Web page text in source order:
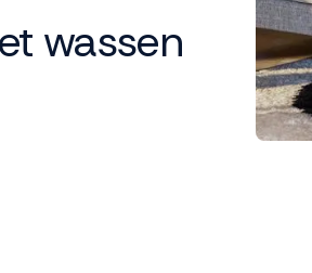
wassen